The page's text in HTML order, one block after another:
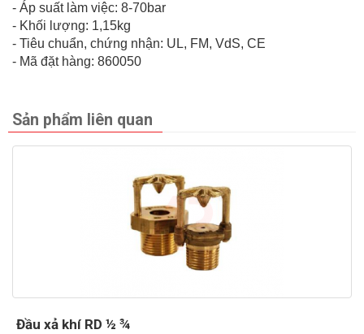
- Áp suất làm việc: 8-70bar
- Khối lượng: 1,15kg
- Tiêu chuẩn, chứng nhận: UL, FM, VdS, CE
- Mã đặt hàng: 860050
Sản phẩm liên quan
Đầu xả khí RD ½ ¾